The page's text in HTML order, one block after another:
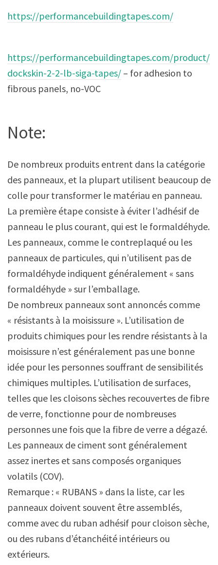
https://performancebuildingtapes.com/
https://performancebuildingtapes.com/product/
dockskin-2-2-lb-siga-tapes/ – for adhesion to
fibrous panels, no-VOC
Note:
De nombreux produits entrent dans la catégorie
des panneaux, et la plupart utilisent beaucoup de
colle pour transformer le matériau en panneau.
La première étape consiste à éviter l’adhésif de
panneau le plus courant, qui est le formaldéhyde.
Les panneaux, comme le contreplaqué ou les
panneaux de particules, qui n’utilisent pas de
formaldéhyde indiquent généralement « sans
formaldéhyde » sur l’emballage.
De nombreux panneaux sont annoncés comme
« résistants à la moisissure ». L’utilisation de
produits chimiques pour les rendre résistants à la
moisissure n’est généralement pas une bonne
idée pour les personnes souffrant de sensibilités
chimiques multiples. L’utilisation de surfaces,
telles que les cloisons sèches recouvertes de fibre
de verre, fonctionne pour de nombreuses
personnes une fois que la fibre de verre a dégazé.
Les panneaux de ciment sont généralement
assez inertes et sans composés organiques
volatils (COV).
Remarque : « RUBANS » dans la liste, car les
panneaux doivent souvent être assemblés,
comme avec du ruban adhésif pour cloison sèche,
ou des rubans d’étanchéité intérieurs ou
extérieurs.